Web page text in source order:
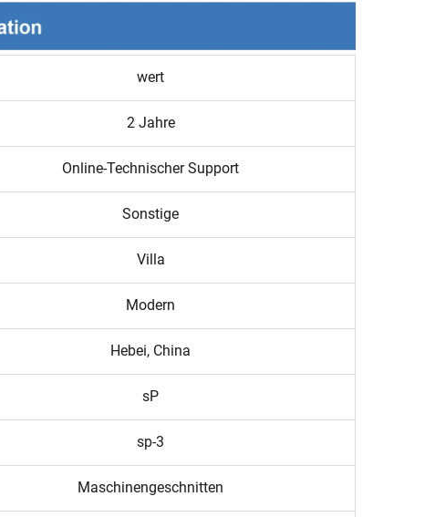
wert
2 Jahre
Online-Technischer Support
Sonstige
Villa
Modern
Hebei, China
sP
sp-3
Maschinengeschnitten